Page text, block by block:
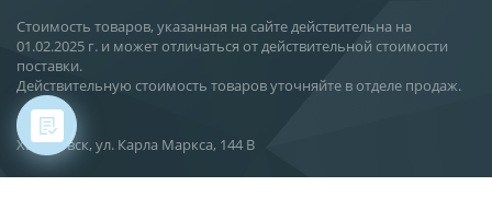
Стоимость товаров, указанная на сайте действительна на
01.02.2025 г. и может отличаться от действительной стоимости
поставки.
Действительную стоимость товаров уточняйте в отделе продаж.
Хабаровск, ул. Карла Маркса, 144 В